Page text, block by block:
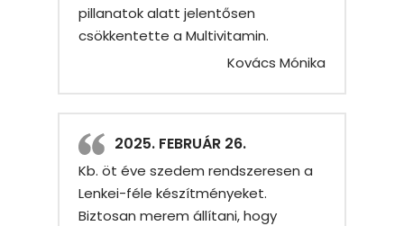
pillanatok alatt jelentősen
csökkentette a Multivitamin.
Kovács Mónika
2025. FEBRUÁR 26.
Kb. öt éve szedem rendszeresen a
Lenkei-féle készítményeket.
Biztosan merem állítani, hogy